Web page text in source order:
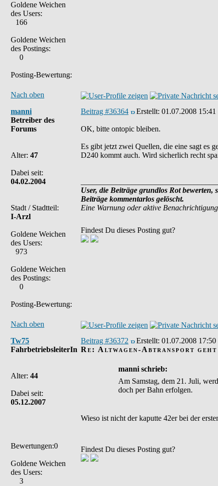
Goldene Weichen
des Users:
166
Goldene Weichen
des Postings:
0
Posting-Bewertung:
Nach oben
manni
Betreiber des
Forums
Alter: 47
Dabei seit:
04.02.2004
Stadt / Stadtteil:
I-Arzl
Goldene Weichen
des Users:
973
Goldene Weichen
des Postings:
0
Posting-Bewertung:
Beitrag #36364 Erstellt: 01.07.2008 15:41
OK, bitte ontopic bleiben.
Es gibt jetzt zwei Quellen, die eine sagt es
D240 kommt auch. Wird sicherlich recht
User, die Beiträge grundlos Rot
Beiträge kommentarlos gelöscht.
Eine Warnung oder aktive
Findest Du dieses Posting gut?
Nach oben
Tw75
FahrbetriebsleiterIn
Alter: 44
Dabei seit:
05.12.2007
Bewertungen:0
Goldene Weichen
des Users:
3
Beitrag #36372 Erstellt: 01.07.2008 17:50
Re: Altwagen-Abtransport
manni schrieb:
Am Samstag, dem 21. Juli,
doch per Bahn erfolgen.
Wieso ist nicht der kaputte 42er bei der
Findest Du dieses Posting gut?